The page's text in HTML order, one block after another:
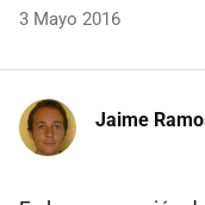
3 Mayo 2016
Jaime